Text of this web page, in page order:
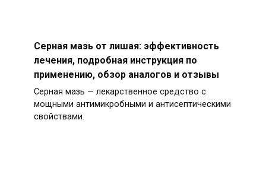
Серная мазь от лишая: эффективность
лечения, подробная инструкция по
применению, обзор аналогов и отзывы
Серная мазь — лекарственное средство с
мощными антимикробными и антисептическими
свойствами.